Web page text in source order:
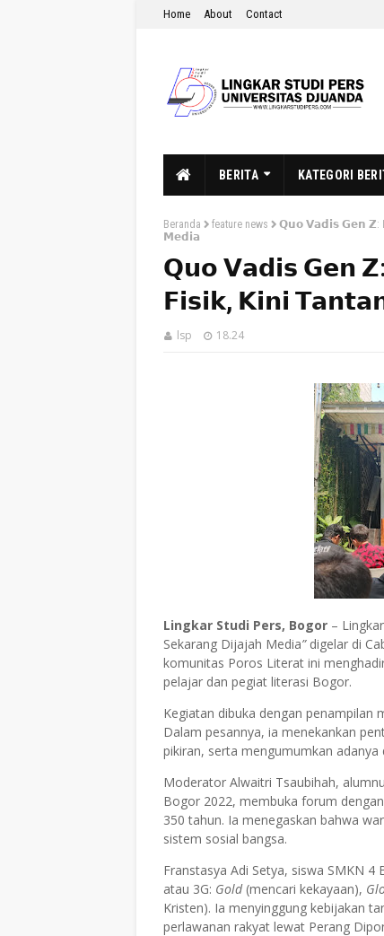
Home About Contact
BERITA KATEGORI
Beranda feature news
𝗤𝘂𝗼 𝗩𝗮𝗱𝗶𝘀 𝗚𝗲𝗻 𝗭:
𝗠𝗲𝗱𝗶𝗮
𝗤𝘂𝗼 𝗩𝗮𝗱𝗶𝘀 𝗚𝗲𝗻
𝗙𝗶𝘀𝗶𝗸, 𝗞𝗶𝗻𝗶
lsp 18.24
Lingkar Studi Pers, Bogor –
Sekarang Dijajah Media”digelar di
komunitas Poros Literat ini
pelajar dan pegiat literasi Bogor.
Kegiatan dibuka dengan penampilan
Dalam pesannya, ia menekankan
pikiran, serta mengumumkan
Moderator Alwaitri Tsaubihah,
Bogor 2022, membuka forum
350 tahun. Ia menegaskan bahwa
sistem sosial bangsa.
Franstasya Adi Setya, siswa SMKN
atau 3G: Gold(mencari kekayaan),
Kristen). Ia menyinggung kebijakan
perlawanan rakyat lewat Perang